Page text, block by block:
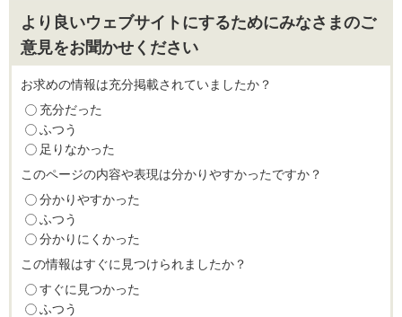
より良いウェブサイトにするためにみなさまのご
意見をお聞かせください
お求めの情報は充分掲載されていましたか？
充分だった
ふつう
足りなかった
このページの内容や表現は分かりやすかったですか？
分かりやすかった
ふつう
分かりにくかった
この情報はすぐに見つけられましたか？
すぐに見つかった
ふつう